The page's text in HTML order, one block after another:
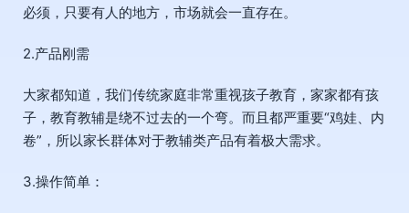
必须，只要有人的地方，市场就会一直存在。
2.产品刚需
大家都知道，我们传统家庭非常重视孩子教育，家家都有孩
子，教育教辅是绕不过去的一个弯。而且都严重要“鸡娃、内
卷”，所以家长群体对于教辅类产品有着极大需求。
3.操作简单：